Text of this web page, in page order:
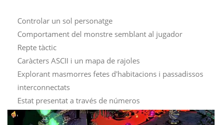
Controlar un sol personatge
Comportament del monstre semblant al jugador
Repte tàctic
Caràcters ASCII i un mapa de rajoles
Explorant masmorres fetes d'habitacions i passadissos
interconnectats
Estat presentat a través de números